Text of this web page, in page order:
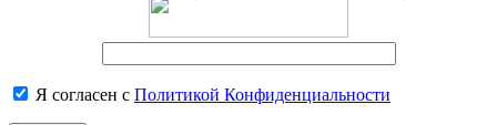
Я согласен с Политикой Конфиденциальности